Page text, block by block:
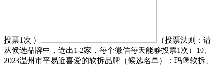
投票1次 ）
（投票法则：请
从候选品牌中，选出1-2家，每个微信每天能够投票1次）10、
2023温州市平易近喜爱的软拆品牌（候选名单）：玛堡软拆、